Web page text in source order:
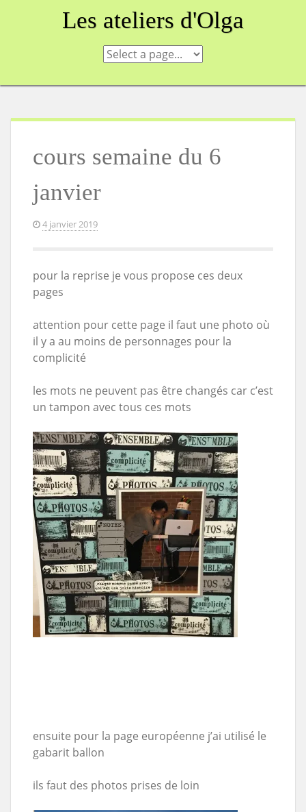
Les ateliers d'Olga
cours semaine du 6
janvier
4 janvier 2019
pour la reprise je vous propose ces deux
pages
attention pour cette page il faut une photo où
il y a au moins de personnages pour la
complicité
les mots ne peuvent pas être changés car c’est
un tampon avec tous ces mots
ensuite pour la page européenne j’ai utilisé le
gabarit ballon
ils faut des photos prises de loin